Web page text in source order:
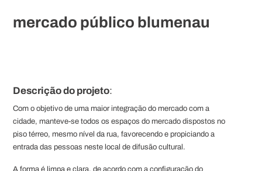
mercado público blumenau
Descrição do projeto:
Com o objetivo de uma maior integração do mercado com a
cidade, manteve-se todos os espaços do mercado dispostos no
piso térreo, mesmo nível da rua, favorecendo e propiciando a
entrada das pessoas neste local de difusão cultural.
A forma é limpa e clara, de acordo com a configuração do